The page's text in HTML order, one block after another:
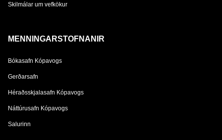
Skilmálar um vefkökur
MENNINGARSTOFNANIR
Bókasafn Kópavogs
Gerðarsafn
Héraðsskjalasafn Kópavogs
Náttúrusafn Kópavogs
Salurinn